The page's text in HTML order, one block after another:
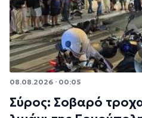
08.08.2026 · 00:05
Σύρος: Σοβαρό